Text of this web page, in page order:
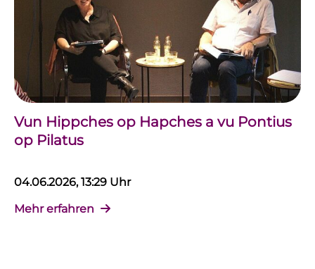
Vun Hippches op Hapches a vu Pontius
op Pilatus
04.06.2026, 13:29 Uhr
Mehr erfahren